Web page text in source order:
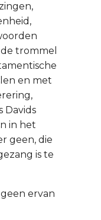
trommel
en met
Davids
in het
geen, die
is te
ervan